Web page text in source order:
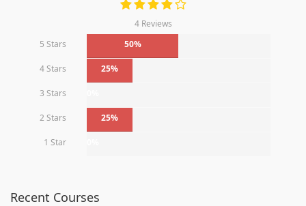
4 Reviews
5 Stars
50%
4 Stars 25%
3 Stars
2 Stars 25%
1 Star
Recent Courses